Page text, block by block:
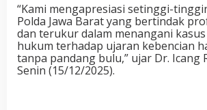
“Kami mengapresiasi setinggi-
Polda Jawa Barat yang bertindak
dan terukur dalam menangani
hukum terhadap ujaran kebencian
tanpa pandang bulu,” ujar Dr. Icang
Senin (15/12/2025).